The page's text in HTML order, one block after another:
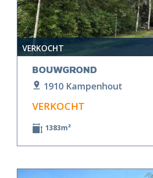
VERKOCHT
BOUWGROND
1910 Kampenhout
VERKOCHT
1383m²